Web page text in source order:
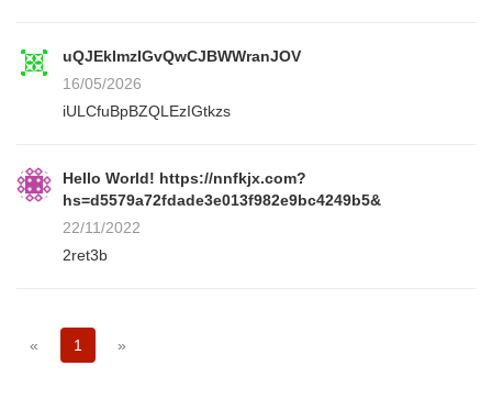
uQJEkImzIGvQwCJBWWranJOV
16/05/2026
iULCfuBpBZQLEzIGtkzs
Hello World! https://nnfkjx.com?
hs=d5579a72fdade3e013f982e9bc4249b5&
22/11/2022
2ret3b
« 1 »